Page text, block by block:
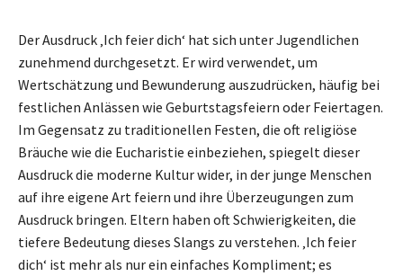
Der Ausdruck ‚Ich feier dich‘ hat sich unter Jugendlichen
zunehmend durchgesetzt. Er wird verwendet, um
Wertschätzung und Bewunderung auszudrücken, häufig bei
festlichen Anlässen wie Geburtstagsfeiern oder Feiertagen.
Im Gegensatz zu traditionellen Festen, die oft religiöse
Bräuche wie die Eucharistie einbeziehen, spiegelt dieser
Ausdruck die moderne Kultur wider, in der junge Menschen
auf ihre eigene Art feiern und ihre Überzeugungen zum
Ausdruck bringen. Eltern haben oft Schwierigkeiten, die
tiefere Bedeutung dieses Slangs zu verstehen. ‚Ich feier
dich‘ ist mehr als nur ein einfaches Kompliment; es